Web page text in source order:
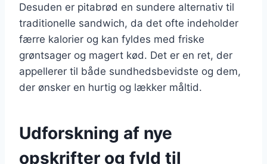
Desuden er pitabrød en sundere alternativ til
traditionelle sandwich, da det ofte indeholder
færre kalorier og kan fyldes med friske
grøntsager og magert kød. Det er en ret, der
appellerer til både sundhedsbevidste og dem,
der ønsker en hurtig og lækker måltid.
Udforskning af nye
opskrifter og fyld til